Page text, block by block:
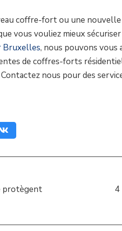
coffre-fort ou une
vous vouliez mieux
Bruxelles, nous pouvons vous
de coffres-forts
nous pour des
protègent
4